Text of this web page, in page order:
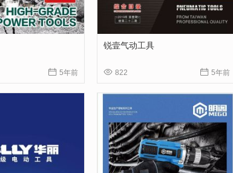
 5年前
锐壹气动工具
 822  5年前